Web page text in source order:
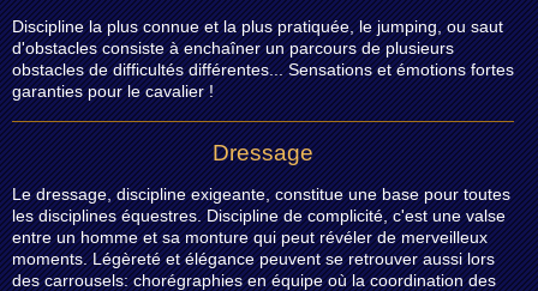
Discipline la plus connue et la plus pratiquée, le jumping, ou saut
d'obstacles consiste à enchaîner un parcours de plusieurs
obstacles de difficultés différentes... Sensations et émotions fortes
garanties pour le cavalier !
Dressage
Le dressage, discipline exigeante, constitue une base pour toutes
les disciplines équestres. Discipline de complicité, c'est une valse
entre un homme et sa monture qui peut révéler de merveilleux
moments. Légèreté et élégance peuvent se retrouver aussi lors
des carrousels: chorégraphies en équipe où la coordination des